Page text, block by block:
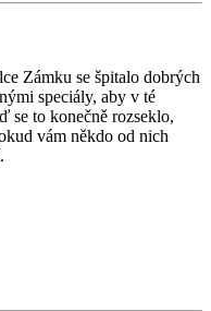
Zámku se špitalo dobrých
speciály, aby v té
se to konečně rozseklo,
vám někdo od nich